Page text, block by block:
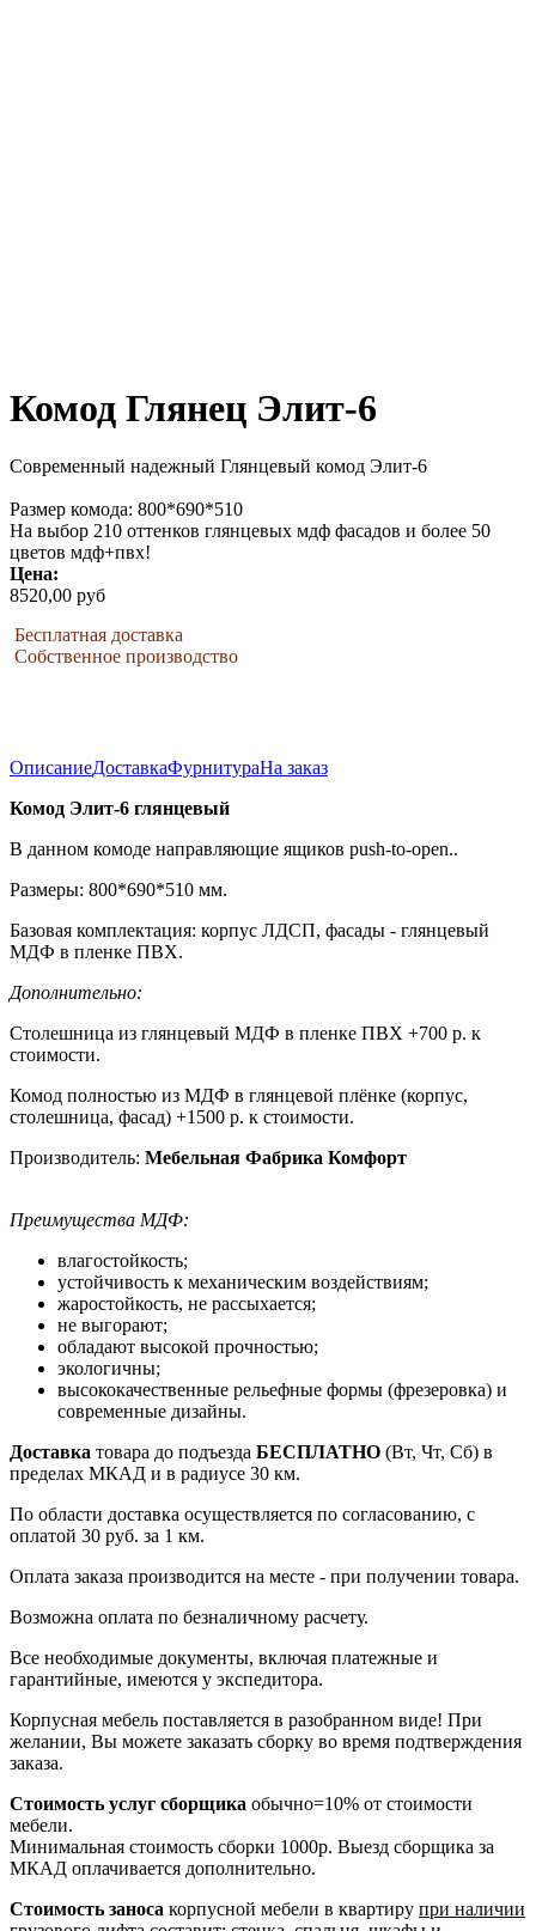
Комод Глянец Элит-6
Современный надежный Глянцевый комод Элит-6
Размер комода: 800*690*510
На выбор 210 оттенков глянцевых мдф фасадов и более 50
цветов мдф+пвх!
Цена:
8520,00 руб
Бесплатная доставка
Собственное производство
ОписаниеДоставкаФурнитураНа заказ
Комод Элит-6 глянцевый
В данном комоде направляющие ящиков push-to-open..
Размеры: 800*690*510 мм.
Базовая комплектация: корпус ЛДСП, фасады - глянцевый
МДФ в пленке ПВХ.
Дополнительно:
Столешница из глянцевый МДФ в пленке ПВХ +700 р. к
стоимости.
Комод полностью из МДФ в глянцевой плёнке (корпус,
столешница, фасад) +1500 р. к стоимости.
Производитель: Мебельная Фабрика Комфорт
Преимущества МДФ:
влагостойкость;
устойчивость к механическим воздействиям;
жаростойкость, не рассыхается;
не выгорают;
обладают высокой прочностью;
экологичны;
высококачественные рельефные формы (фрезеровка) и
современные дизайны.
Доставка товара до подъезда БЕСПЛАТНО (Вт, Чт, Сб) в
пределах МКАД и в радиусе 30 км.
По области доставка осуществляется по согласованию, с
оплатой 30 руб. за 1 км.
Оплата заказа производится на месте - при получении товара.
Возможна оплата по безналичному расчету.
Все необходимые документы, включая платежные и
гарантийные, имеются у экспедитора.
Корпусная мебель поставляется в разобранном виде! При
желании, Вы можете заказать сборку во время подтверждения
заказа.
Стоимость услуг сборщика обычно=10% от стоимости
мебели.
Минимальная стоимость сборки 1000р. Выезд сборщика за
МКАД оплачивается дополнительно.
Стоимость заноса корпусной мебели в квартиру при наличии